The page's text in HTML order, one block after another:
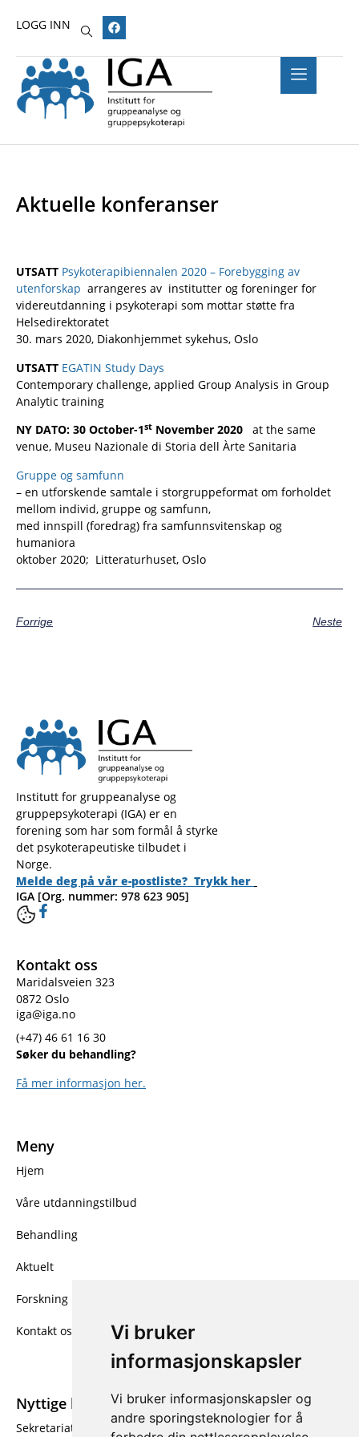
Vi bruker
informasjonskapsler
Vi bruker informasjonskapsler og
andre sporingsteknologier for å
LOGG INN
Aktuelle konferanser
UTSATT Psykoterapibiennalen 2020 – Forebygging av
utenforskap arrangeres av institutter og foreninger for
videreutdanning i psykoterapi som mottar støtte fra
Helsedirektoratet
30. mars 2020, Diakonhjemmet sykehus, Oslo
UTSATT EGATIN Study Days
Contemporary challenge, applied Group Analysis in Group
Analytic training
NY DATO: 30 October-1st November 2020 at the same
venue, Museu Nazionale di Storia dell Àrte Sanitaria
Gruppe og samfunn
– en utforskende samtale i storgruppeformat om forholdet
mellom individ, gruppe og samfunn,
med innspill (foredrag) fra samfunnsvitenskap og
humaniora
oktober 2020; Litteraturhuset, Oslo
Forrige Neste
Institutt for gruppeanalyse og
gruppepsykoterapi (IGA) er en
forening som har som formål å styrke
det psykoterapeutiske tilbudet i
Norge.
Melde deg på vår e-postliste? Trykk her
IGA [Org. nummer: 978 623 905]
Meny
Hjem
Våre utdanningstilbud
Behandling
Aktuelt
Forskning
Kontakt oss
Nyttige linker
Sekretariatet
Kontakt oss
Maridalsveien 323
0872 Oslo
iga@iga.no
(+47) 46 61 16 30
Søker du behandling?
Få mer informasjon her.